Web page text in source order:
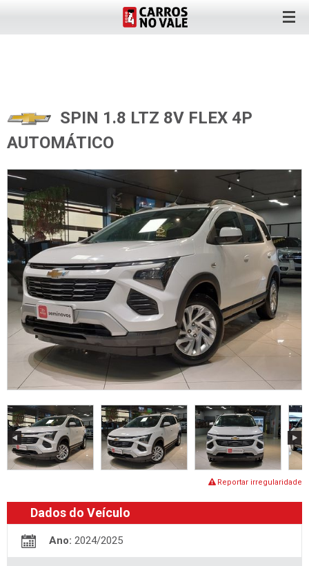
SPIN 1.8 LTZ 8V FLEX 4P
AUTOMÁTICO
Reportar irregularidade
Dados do Veículo
Ano: 2024/2025